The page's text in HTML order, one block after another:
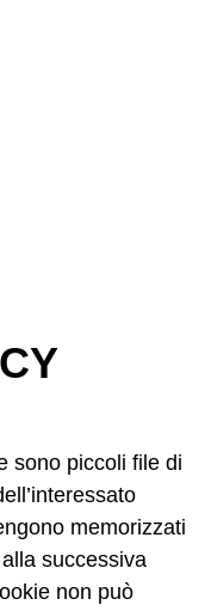
sono piccoli file di
memorizzati
successiva
non può